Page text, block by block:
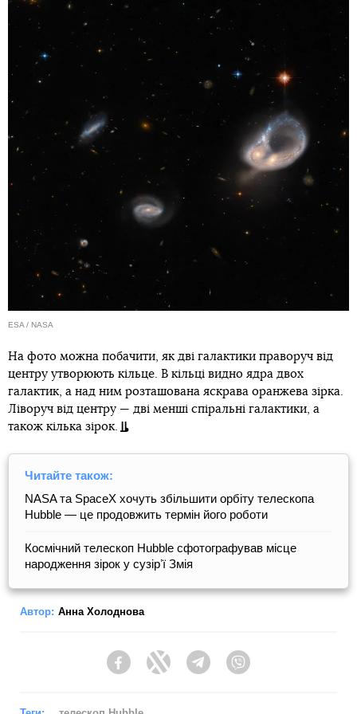
ESA / NASA
На фото можна побачити, як дві галактики праворуч від
центру утворюють кільце. В кільці видно ядра двох
галактик, а над ним розташована яскрава оранжева зірка.
Ліворуч від центру — дві менші спіральні галактики, а
також кілька зірок.
Читайте також:
NASA та SpaceX хочуть збільшити орбіту телескопа
Hubble — це продовжить термін його роботи
Космічний телескоп Hubble сфотографував місце
народження зірок у сузірʼї Змія
Автор: Анна Холоднова
FacebookTwitter Telegram